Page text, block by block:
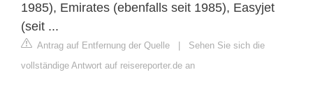
1985), Emirates (ebenfalls seit 1985), Easyjet
(seit ...
Antrag auf Entfernung der Quelle
Sehen Sie sich die
vollständige Antwort auf reisereporter.de an